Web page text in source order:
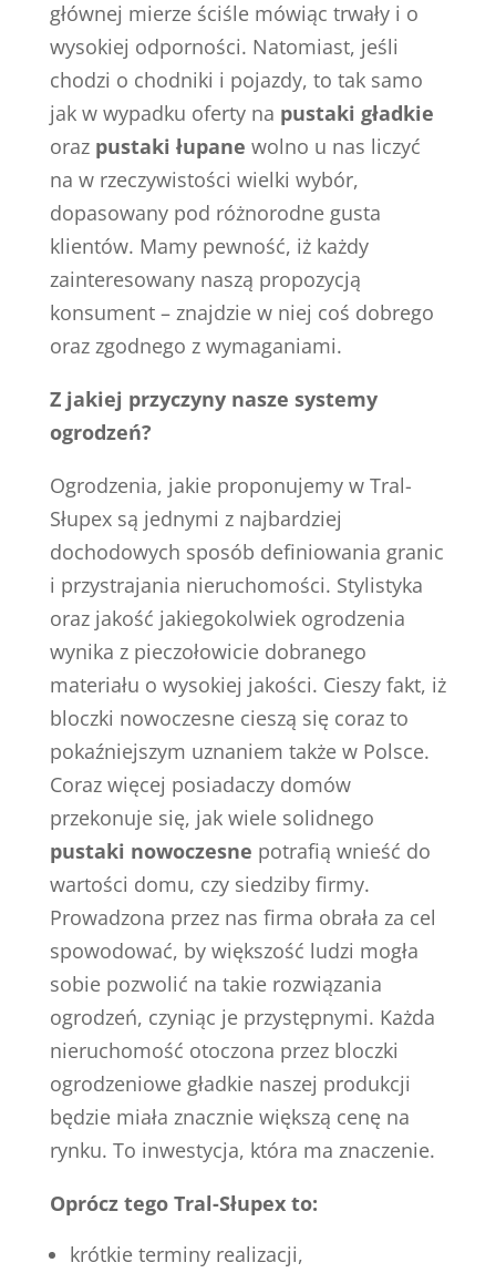
głównej mierze ściśle mówiąc trwały i o
wysokiej odporności. Natomiast, jeśli
chodzi o chodniki i pojazdy, to tak samo
jak w wypadku oferty na pustaki gładkie
oraz pustaki łupane wolno u nas liczyć
na w rzeczywistości wielki wybór,
dopasowany pod różnorodne gusta
klientów. Mamy pewność, iż każdy
zainteresowany naszą propozycją
konsument – znajdzie w niej coś dobrego
oraz zgodnego z wymaganiami.
Z jakiej przyczyny nasze systemy
ogrodzeń?
Ogrodzenia, jakie proponujemy w Tral-
Słupex są jednymi z najbardziej
dochodowych sposób definiowania granic
i przystrajania nieruchomości. Stylistyka
oraz jakość jakiegokolwiek ogrodzenia
wynika z pieczołowicie dobranego
materiału o wysokiej jakości. Cieszy fakt, iż
bloczki nowoczesne cieszą się coraz to
pokaźniejszym uznaniem także w Polsce.
Coraz więcej posiadaczy domów
przekonuje się, jak wiele solidnego
pustaki nowoczesne potrafią wnieść do
wartości domu, czy siedziby firmy.
Prowadzona przez nas firma obrała za cel
spowodować, by większość ludzi mogła
sobie pozwolić na takie rozwiązania
ogrodzeń, czyniąc je przystępnymi. Każda
nieruchomość otoczona przez bloczki
ogrodzeniowe gładkie naszej produkcji
będzie miała znacznie większą cenę na
rynku. To inwestycja, która ma znaczenie.
Oprócz tego Tral-Słupex to:
krótkie terminy realizacji,